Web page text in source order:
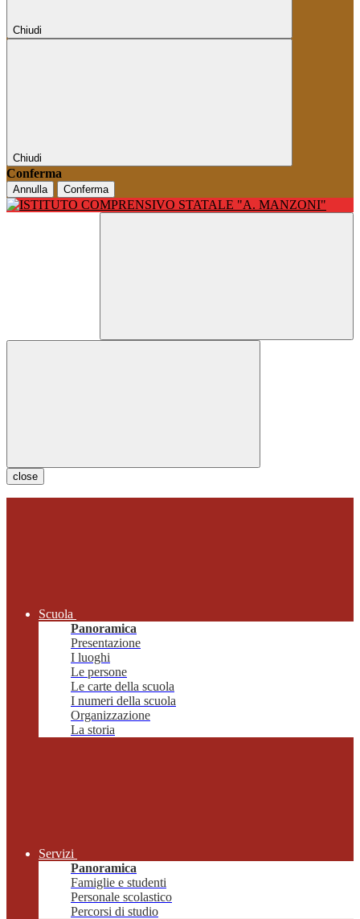
Chiudi
Chiudi
Conferma
Annulla Conferma
close
Scuola
Panoramica
Presentazione
I luoghi
Le persone
Le carte della scuola
I numeri della scuola
Organizzazione
La storia
Servizi
Panoramica
Famiglie e studenti
Personale scolastico
Percorsi di studio